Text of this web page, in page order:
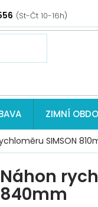
ZIMNÍ
SIMSON
Náhon
840mm